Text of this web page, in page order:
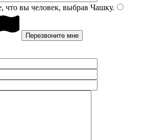
что вы человек, выбрав Чашку.